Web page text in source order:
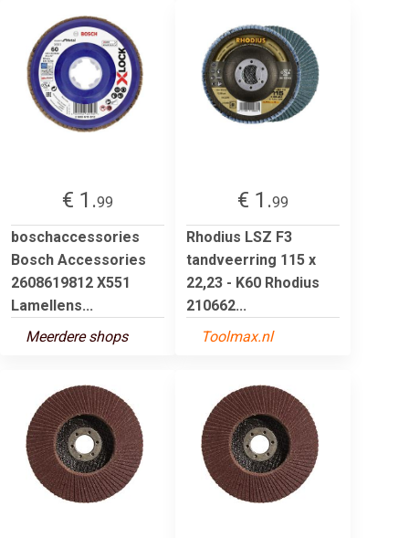
€ 1.99
boschaccessories
Bosch Accessories
2608619812 X551
Lamellens...
Meerdere shops
€ 1.99
Rhodius LSZ F3
tandveerring 115 x
22,23 - K60 Rhodius
210662...
Toolmax.nl